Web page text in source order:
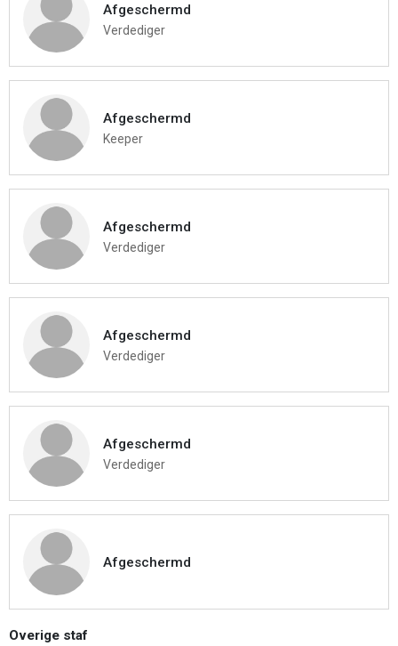
Afgeschermd
Verdediger
Afgeschermd
Keeper
Afgeschermd
Verdediger
Afgeschermd
Verdediger
Afgeschermd
Verdediger
Afgeschermd
Overige staf